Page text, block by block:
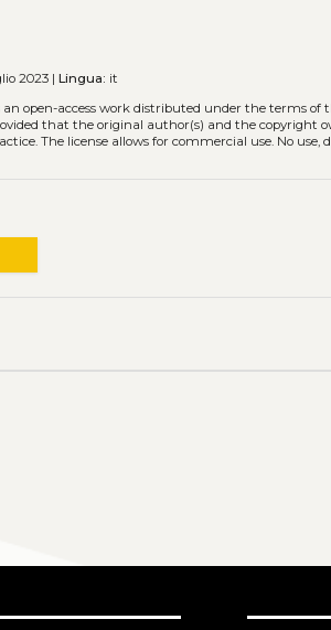
2023 |Lingua: it
an open-access work distributed under the terms of
that the original author(s) and the copyright
The license allows for commercial use. No